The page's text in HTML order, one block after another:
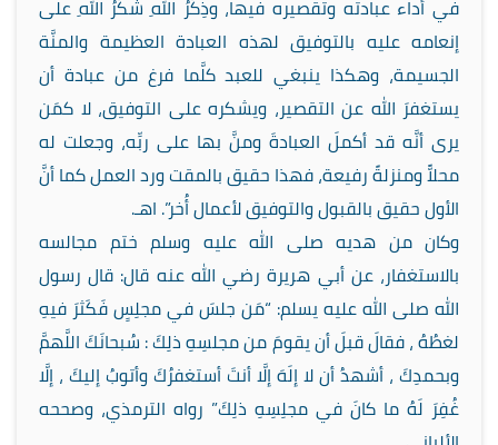
في أداء عبادته وتقصيره فيها، وذِكْرُ اللهِ شُكْرُ اللهِ على
إنعامه عليه بالتوفيق لهذه العبادة العظيمة والمنَّة
الجسيمة، وهكذا ينبغي للعبد كلَّما فرغ من عبادة أن
يستغفرَ الله عن التقصير، ويشكره على التوفيق، لا كمَن
يرى أنَّه قد أكملَ العبادةَ ومنَّ بها على ربِّه، وجعلت له
محلاًّ ومنزلةً رفيعة، فهذا حقيق بالمقت ورد العمل كما أنَّ
الأول حقيق بالقبول والتوفيق لأعمال أُخر”. اهـ.
وكان من هديه صلى الله عليه وسلم ختم مجالسه
بالاستغفار، عن أبي هريرة رضي الله عنه قال: قال رسول
الله صلى الله عليه يسلم: “مَن جلسَ في مجلِسٍ فَكَثرَ فيهِ
لغطُهُ ، فقالَ قبلَ أن يقومَ من مجلسِهِ ذلِكَ : سُبحانَكَ اللَّهمَّ
وبحمدِكَ ، أشهدُ أن لا إلَهَ إلَّا أنتَ أستغفرُكَ وأتوبُ إليكَ ، إلَّا
غُفِرَ لَهُ ما كانَ في مجلِسِهِ ذلِكَ” رواه الترمذي، وصححه